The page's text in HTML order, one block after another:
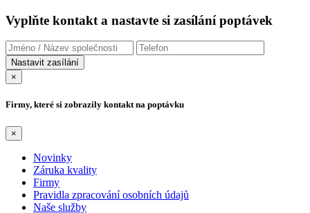
Vyplňte kontakt a nastavte si zasílání poptávek
×
Firmy, které si zobrazily kontakt na poptávku
×
Novinky
Záruka kvality
Firmy
Pravidla zpracování osobních údajů
Naše služby